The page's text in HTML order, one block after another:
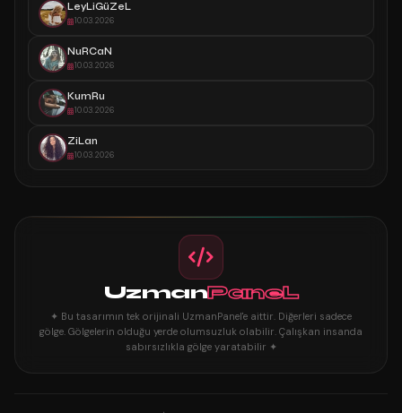
LeyLiGüZeL
10.03.2026
NuRCaN
10.03.2026
KumRu
10.03.2026
ZiLan
10.03.2026
UzmanPaneL
✦ Bu tasarımın tek orijinali UzmanPanel'e aittir. Diğerleri sadece
gölge. Gölgelerin olduğu yerde olumsuzluk olabilir. Çalışkan insanda
sabırsızlıkla gölge yaratabilir ✦